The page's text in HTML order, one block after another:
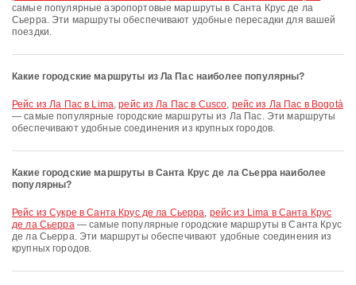
самые популярные аэропортовые маршруты в Санта Крус де ла
Сьерра. Эти маршруты обеспечивают удобные пересадки для вашей
поездки.
Какие городские маршруты из Ла Пас наиболее популярны?
рейс из Ла Пас в Lima,рейс из Ла Пас в Cusco, рейс из Ла Пас в Bogotá
— самые популярные городские маршруты из Ла Пас. Эти маршруты
обеспечивают удобные соединения из крупных городов.
Какие городские маршруты в Санта Крус де ла Сьерра наиболее
популярны?
рейс из Сукре в Санта Крус де ла Сьерра, рейс из Lima в Санта Крус
де ла Сьерра— самые популярные городские маршруты в Санта Крус
де ла Сьерра. Эти маршруты обеспечивают удобные соединения из
крупных городов.